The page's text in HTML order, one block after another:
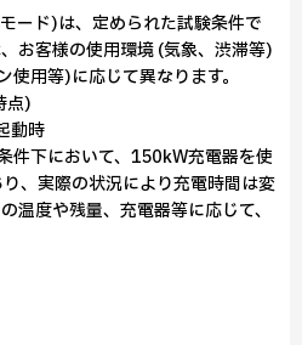
ード)は、定められた試験条件で
お客様の使用環境 (気象、渋滞等)
用等)に応じて異なります。
点)
動時
件下において、150kW充電器を使
、実際の状況により充電時間は変
温度や残量、充電器等に応じて、